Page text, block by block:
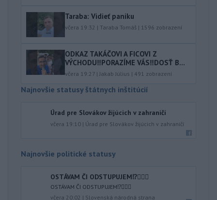
Taraba: Vidieť paniku
včera 19:32 | Taraba Tomáš | 1596 zobrazení
ODKAZ TAKÁČOVI A FICOVI Z
VÝCHODU‼️PORAZÍME VÁS‼️DOSŤ B...
včera 19:27 |Jakab Július | 491 zobrazení
Najnovšie statusy štátnych inštitúcií
Úrad pre Slovákov žijúcich v zahraničí
včera 19:10 | Úrad pre Slovákov žijúcich v zahraničí
Najnovšie politické statusy
OSTÁVAM ČI ODSTUPUJEM⁉️🤷🏻‍♂️
OSTÁVAM ČI ODSTUPUJEM⁉️🤷🏻‍♂️
včera 20:02 | Slovenská národná strana